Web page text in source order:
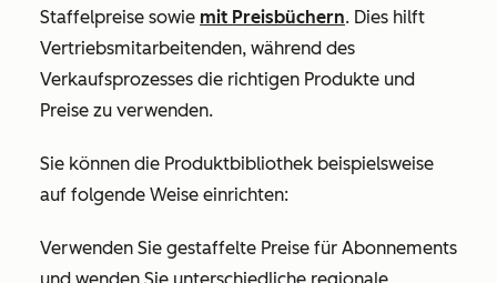
Staffelpreise sowie mit Preisbüchern. Dies hilft
Vertriebsmitarbeitenden, während des
Verkaufsprozesses die richtigen Produkte und
Preise zu verwenden.
Sie können die Produktbibliothek beispielsweise
auf folgende Weise einrichten:
Verwenden Sie gestaffelte Preise für Abonnements